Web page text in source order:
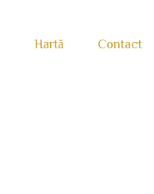
Hartă Contact